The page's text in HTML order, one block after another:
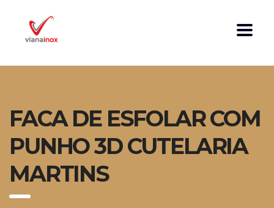
FACA DE ESFOLAR COM
PUNHO 3D CUTELARIA
MARTINS